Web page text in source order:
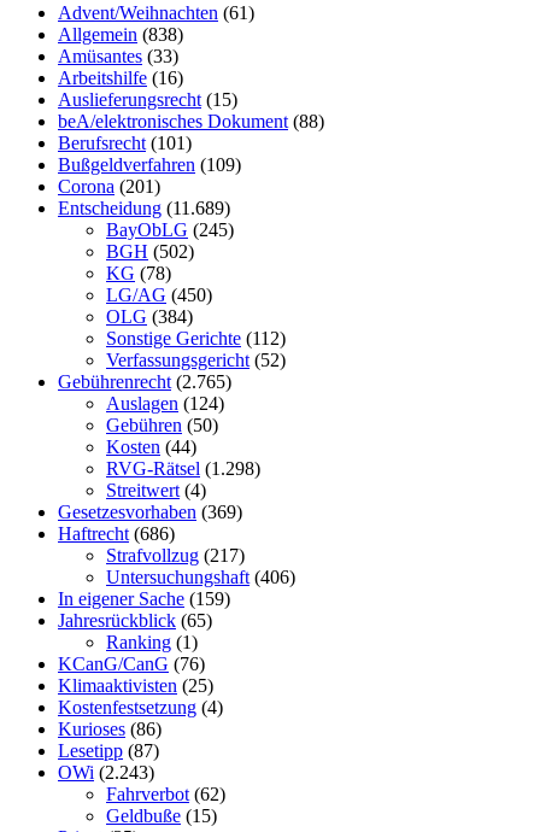
Advent/Weihnachten (61)
Allgemein (838)
Amüsantes (33)
Arbeitshilfe (16)
Auslieferungsrecht (15)
beA/elektronisches Dokument (88)
Berufsrecht (101)
Bußgeldverfahren (109)
Corona (201)
Entscheidung (11.689)
BayObLG (245)
BGH (502)
KG (78)
LG/AG (450)
OLG (384)
Sonstige Gerichte (112)
Verfassungsgericht (52)
Gebührenrecht (2.765)
Auslagen (124)
Gebühren (50)
Kosten (44)
RVG-Rätsel (1.298)
Streitwert (4)
Gesetzesvorhaben (369)
Haftrecht (686)
Strafvollzug (217)
Untersuchungshaft (406)
In eigener Sache (159)
Jahresrückblick (65)
Ranking (1)
KCanG/CanG (76)
Klimaaktivisten (25)
Kostenfestsetzung (4)
Kurioses (86)
Lesetipp (87)
OWi (2.243)
Fahrverbot (62)
Geldbuße (15)